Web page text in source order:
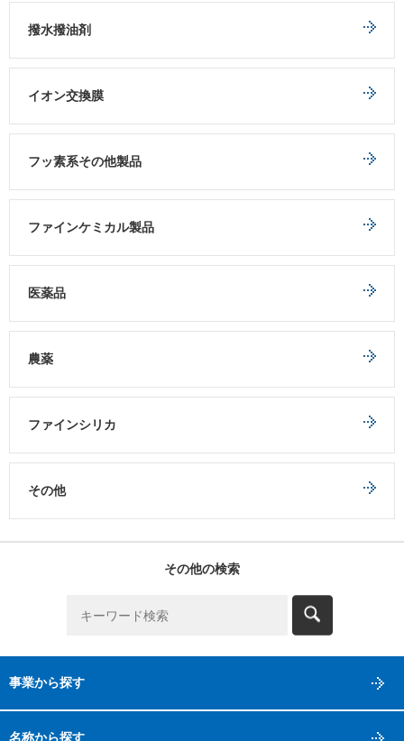
撥水撥油剤
イオン交換膜
フッ素系その他製品
ファインケミカル製品
医薬品
農薬
ファインシリカ
その他
その他の検索
事業から探す
名称から探す